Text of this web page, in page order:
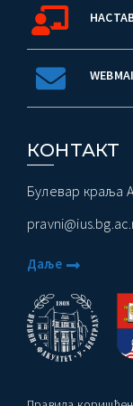
КОНТАКТ
Булевар краља
Даље